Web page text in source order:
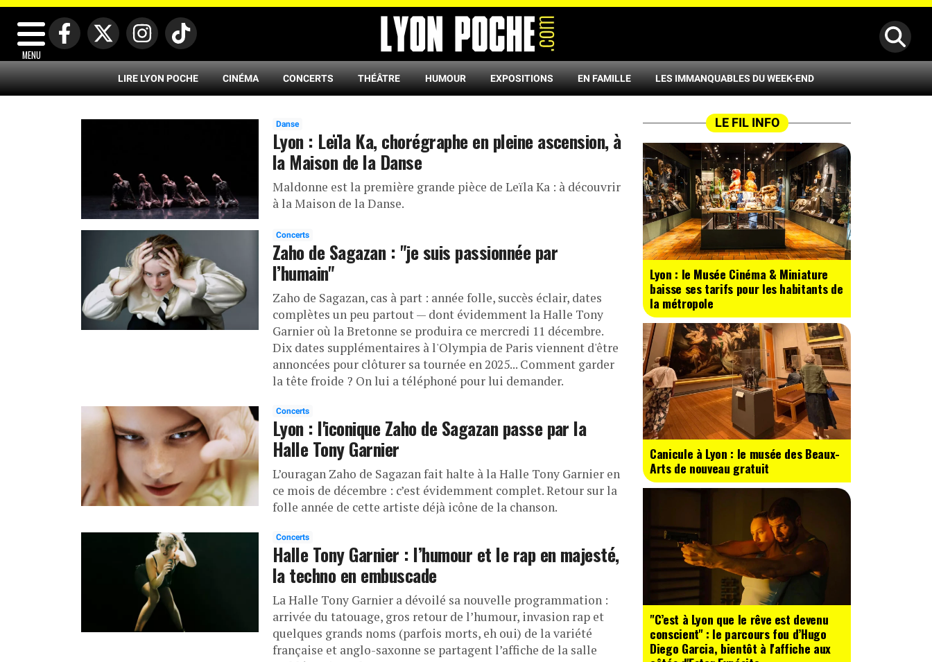
MENU
LIRE LYON POCHE CINÉMA CONCERTS THÉÂTRE HUMOUR EXPOSITIONS EN FAMILLE LES IMMANQUABLES DU WEEK-END
Danse
Lyon : Leïla Ka, chorégraphe en pleine ascension, à
la Maison de la Danse
Maldonne est la première grande pièce de Leïla Ka : à découvrir
à la Maison de la Danse.
Concerts
Zaho de Sagazan : "je suis passionnée par
l’humain"
Zaho de Sagazan, cas à part : année folle, succès éclair, dates
complètes un peu partout — dont évidemment la Halle Tony
Garnier où la Bretonne se produira ce mercredi 11 décembre.
Dix dates supplémentaires à l'Olympia de Paris viennent d'être
annoncées pour clôturer sa tournée en 2025... Comment garder
la tête froide ? On lui a téléphoné pour lui demander.
Concerts
Lyon : l'iconique Zaho de Sagazan passe par la
Halle Tony Garnier
L’ouragan Zaho de Sagazan fait halte à la Halle Tony Garnier en
ce mois de décembre : c’est évidemment complet. Retour sur la
folle année de cette artiste déjà icône de la chanson.
Concerts
Halle Tony Garnier : l’humour et le rap en majesté,
la techno en embuscade
La Halle Tony Garnier a dévoilé sa nouvelle programmation :
arrivée du tatouage, gros retour de l’humour, invasion rap et
quelques grands noms (parfois morts, eh oui) de la variété
française et anglo-saxonne se partagent l’affiche de la salle
LE FIL INFO
Lyon : le Musée Cinéma & Miniature
baisse ses tarifs pour les habitants de
la métropole
Canicule à Lyon : le musée des Beaux-
Arts de nouveau gratuit
"C’est à Lyon que le rêve est devenu
conscient" : le parcours fou d’Hugo
Diego Garcia, bientôt à l'affiche aux